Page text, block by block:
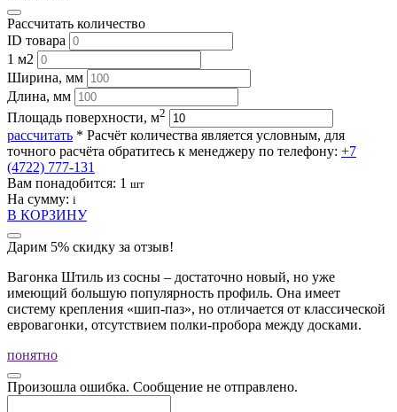
Рассчитать количество
ID товара
1 м2
Ширина, мм
Длина, мм
Площадь поверхности, м2
рассчитать * Расчёт количества является условным, для
точного расчёта обратитесь к менеджеру по телефону: +7
(4722) 777-131
Вам понадобится: 1 шт
На сумму: i
В КОРЗИНУ
Дарим 5% скидку за отзыв!
Вагонка Штиль из сосны – достаточно новый, но уже
имеющий большую популярность профиль. Она имеет
систему крепления «шип-паз», но отличается от классической
евровагонки, отсутствием полки-пробора между досками.
понятно
Произошла ошибка. Сообщение не отправлено.